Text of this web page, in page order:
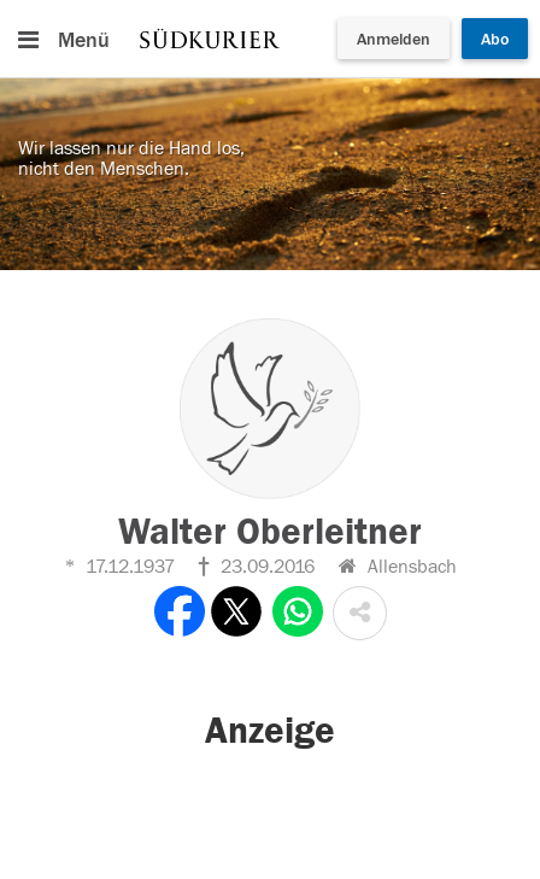
Menü Anmelden Abo
Wir lassen nur die Hand los,
nicht den Menschen.
Walter Oberleitner
17.12.1937 23.09.2016 Allensbach
Anzeige